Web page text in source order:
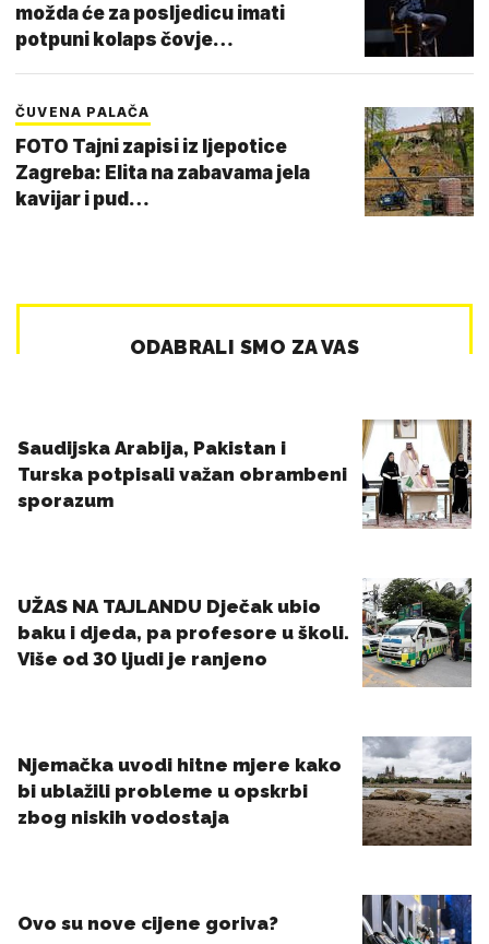
možda će za posljedicu imati
potpuni kolaps čovje…
ČUVENA PALAČA
FOTO Tajni zapisi iz ljepotice
Zagreba: Elita na zabavama jela
kavijar i pud…